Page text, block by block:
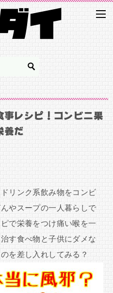
事レシピ！コンビニ果
養だ
リンク系飲み物をコンビ
やスープの一人暮らしで
で栄養をつけ痛い喉を一
す食べ物と子供にダメな
を差し入れしてみる？